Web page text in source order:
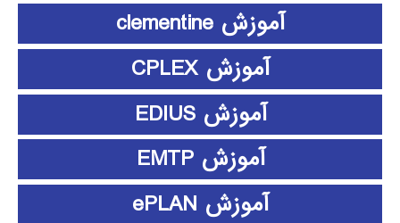
آموزش clementine
آموزش CPLEX
آموزش EDIUS
آموزش EMTP
آموزش ePLAN